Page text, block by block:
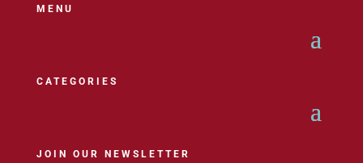
MENU
CATEGORIES
JOIN OUR NEWSLETTER